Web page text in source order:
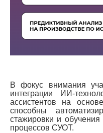
В фокус внимания
интеграции ИИ-
ассистентов на
способны
стажировки и
процессов СУОТ.